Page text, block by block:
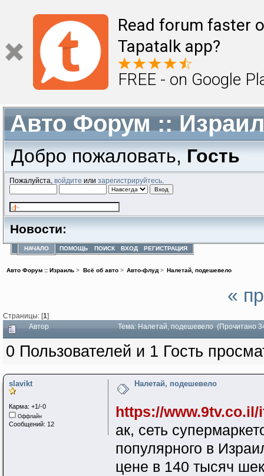
Read forum faster
Tapatalk app?
FREE - on Google
Авто Форум ::
Добро пожаловать,Гость
Пожалуйста,войдите илизарегистрируйтесь
Новости:
НАЧАЛО ПОМОЩЬ ПОИСК ВХОД РЕГИСТРАЦИЯ
Авто Форум :: Израиль > Всё об авто> Авто-флуд> Налетай, подешевело
«
Страницы: [1]
Автор Тема: Налетай, подешевело (Прочитано
0 Пользователей и 1 Гость
slavikt
Карма: +1/-0
Оффлайн
Сообщений: 12
Налетай, подешевело
https://www.9tv.co.il/
ак, сеть
популярного в
цене в 140 тысяч